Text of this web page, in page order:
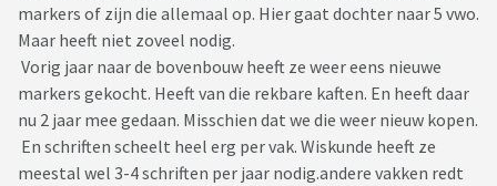
markers of zijn die allemaal op. Hier gaat dochter naar 5 vwo.
Maar heeft niet zoveel nodig.
Vorig jaar naar de bovenbouw heeft ze weer eens nieuwe
markers gekocht. Heeft van die rekbare kaften. En heeft daar
nu 2 jaar mee gedaan. Misschien dat we die weer nieuw kopen.
En schriften scheelt heel erg per vak. Wiskunde heeft ze
meestal wel 3-4 schriften per jaar nodig.andere vakken redt